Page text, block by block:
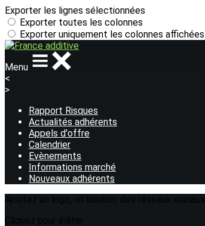
Exporter les lignes sélectionnées
Exporter toutes les colonnes
Exporter uniquement les colonnes affichées
Menu
<
>
Rapport Risques
Actualités adhérents
Appels d'offre
Calendrier
Evènements
Informations marché
Nouveaux adhérents